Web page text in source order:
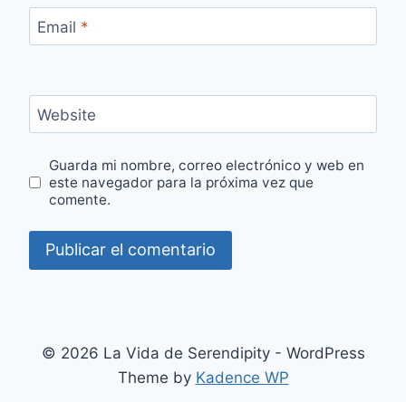
Email *
Website
Guarda mi nombre, correo electrónico y web en
este navegador para la próxima vez que
comente.
© 2026 La Vida de Serendipity - WordPress
Theme by Kadence WP